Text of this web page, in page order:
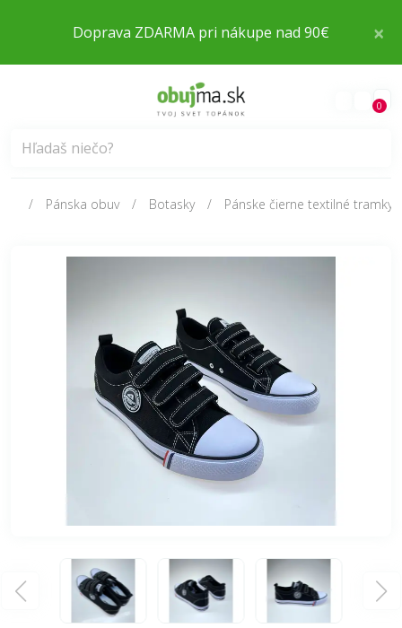
×
Doprava ZDARMA pri nákupe nad 90€
0
Pánska obuv Botasky Pánske čierne textilné tramky